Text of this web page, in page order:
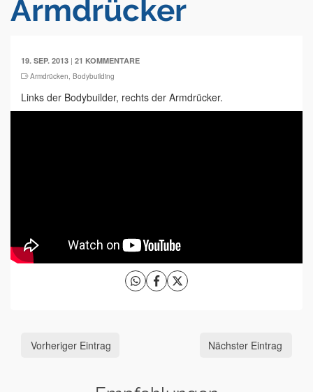
Armdrücker
19. SEP. 2013 | 21 KOMMENTARE
Armdrücken, Bodybuilding
Links der Bodybuilder, rechts der Armdrücker.
Vorheriger Eintrag Nächster Eintrag